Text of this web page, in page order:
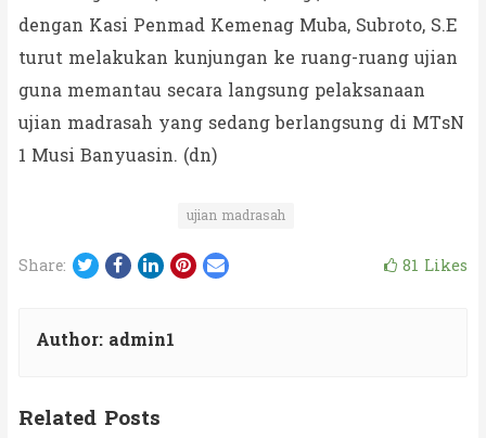
dengan Kasi Penmad Kemenag Muba, Subroto, S.E
turut melakukan kunjungan ke ruang-ruang ujian
guna memantau secara langsung pelaksanaan
ujian madrasah yang sedang berlangsung di MTsN
1 Musi Banyuasin. (dn)
ujian madrasah
Share: Twitter
Facebook
LinkedIn
Pinterest
Email 81 Likes
Author: admin1
Related Posts